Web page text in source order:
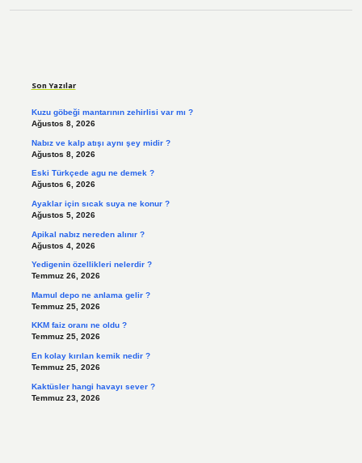
Son Yazılar
Kuzu göbeği mantarının zehirlisi var mı ?
Ağustos 8, 2026
Nabız ve kalp atışı aynı şey midir ?
Ağustos 8, 2026
Eski Türkçede agu ne demek ?
Ağustos 6, 2026
Ayaklar için sıcak suya ne konur ?
Ağustos 5, 2026
Apikal nabız nereden alınır ?
Ağustos 4, 2026
Yedigenin özellikleri nelerdir ?
Temmuz 26, 2026
Mamul depo ne anlama gelir ?
Temmuz 25, 2026
KKM faiz oranı ne oldu ?
Temmuz 25, 2026
En kolay kırılan kemik nedir ?
Temmuz 25, 2026
Kaktüsler hangi havayı sever ?
Temmuz 23, 2026